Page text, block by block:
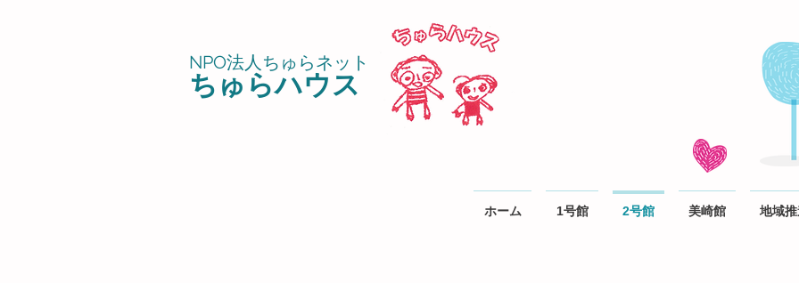
NPO法人ちゅらネット
ちゅらハウス
ホーム 1号館 2号館 美崎館 地域